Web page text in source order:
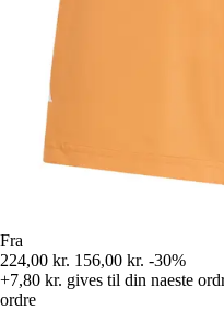
Fra
224,00 kr. 156,00 kr. -30%
+7,80 kr. gives til din naeste
ordre